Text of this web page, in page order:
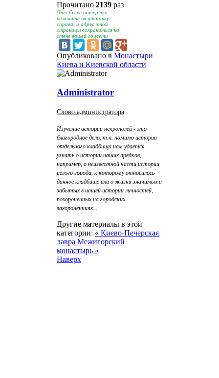
Прочитано 2139 раз
Что бы не потерять
нажмите на кнопочку
справа, и адрес этой
страницы сохраниться на
стене вашей соцсети
Опубликовано в Монастыри
Киева и Киевской области
Administrator
Слово администратора
Изучение истории некрополей - это
благородное дело, т.к. помимо истории
отдельного кладбища нам удается
узнать о истории наших предков,
например, о неизвестной части истории
целого города, к которому относилось
данное кладбище или о жизни значимых и
забытых в нашей истории личностей,
похороненных на городских
захороненниях...
Другие материалы в этой
категории: « Киево-Печерская
лавра Межигорский
монастырь »
Наверх